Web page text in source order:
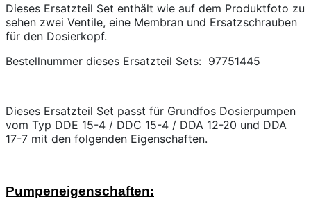
Dieses Ersatzteil Set enthält wie auf dem Produktfoto zu
sehen zwei Ventile, eine Membran und Ersatzschrauben
für den Dosierkopf.
Bestellnummer dieses Ersatzteil Sets: 97751445
Dieses Ersatzteil Set passt für Grundfos Dosierpumpen
vom Typ DDE 15-4 / DDC 15-4 / DDA 12-20 und DDA
17-7 mit den folgenden Eigenschaften.
Pumpeneigenschaften: